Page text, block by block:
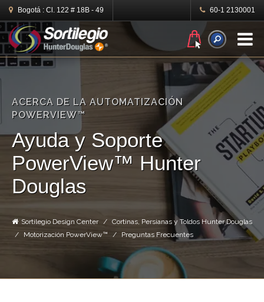
Bogotá : Cl. 122 # 18B - 49 60-1 2130001
ACERCA DE LA AUTOMATIZACIÓN
POWERVIEW™
Ayuda y Soporte
PowerView™ Hunter
Douglas
Sortilegio Design Center
Cortinas, Persianas y Toldos Hunter Douglas
Motorización PowerView™
Preguntas Frecuentes